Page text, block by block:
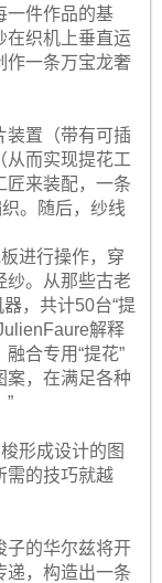
一件作品的基
在织机上垂直运
作一条万宝龙奢
装置（带有可插
从而实现提花工
匠来装配，一条
。随后，纱线
进行操作，穿
纱。从那些古老
，共计50台“提
解释
合专用“提花”
案，在满足各种
”
形成设计的图
需的技巧就越
子的华尔兹将开
递，构造出一条